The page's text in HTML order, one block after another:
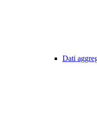
Dati